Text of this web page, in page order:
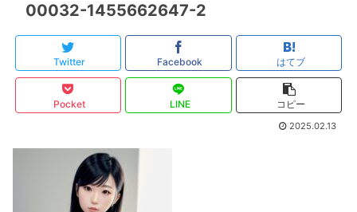
00032-1455662647-2
Twitter Facebook はてブ
Pocket LINE コピー
2025.02.13